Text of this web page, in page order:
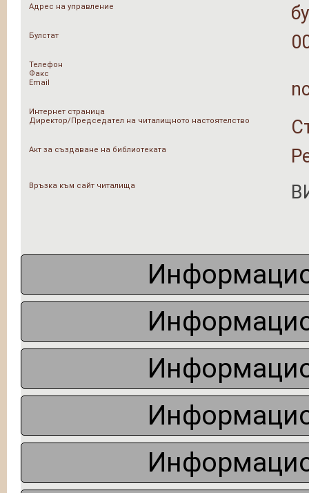
Адрес на управление
Булстат
Телефон
Факс
Email
Интернет страница
Директор/Председател на читалищното настоятелство
Акт за създаване на библиотеката
Връзка към сайт читалища